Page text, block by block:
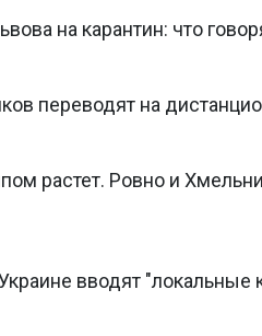
на карантин: что
переводят на
растет. Ровно и
вводят "локальные